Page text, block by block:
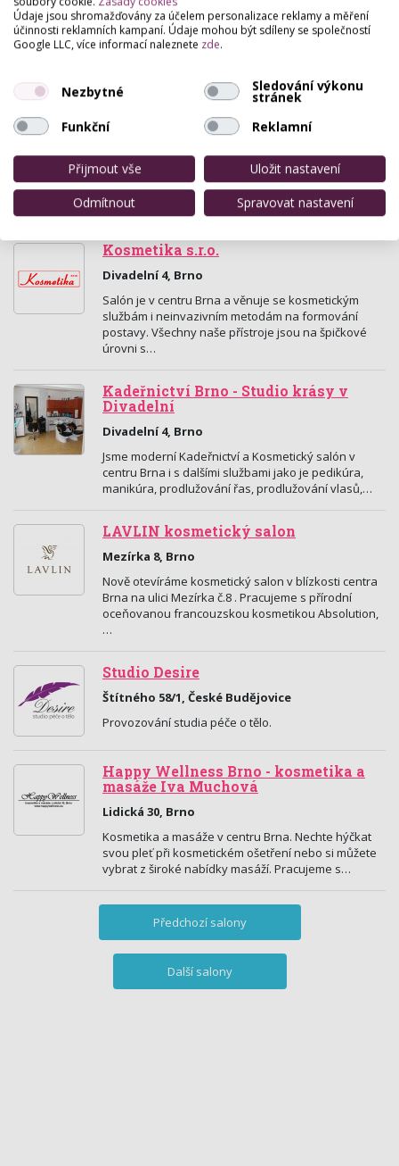
Kosmetika Janoušková, Repková
Renata
Kosmetický salon Sothys Paris.
Lidická 23a , Brno
Rekvalifikační kurzy, kosmetické služby, prodej
nehtového materiálu - eshop, Brno, Praha, Plzeň.
Kosmetika s.r.o.
Divadelní 4, Brno
Salón je v centru Brna a věnuje se kosmetickým
službám i neinvazivním metodám na formování
postavy. Všechny naše přístroje jsou na špičkové
úrovni s…
Kadeřnictví Brno - Studio krásy v
Divadelní
Divadelní 4, Brno
Jsme moderní Kadeřnictví a Kosmetický salón v
centru Brna i s dalšími službami jako je pedikúra,
manikúra, prodlužování řas, prodlužování vlasů,…
LAVLIN kosmetický salon
Mezírka 8, Brno
Nově otevíráme kosmetický salon v blízkosti centra
Brna na ulici Mezírka č.8 . Pracujeme s přírodní
oceňovanou francouzskou kosmetikou Absolution,
…
Studio Desire
Štítného 58/1, České Budějovice
Provozování studia péče o tělo.
Happy Wellness Brno - kosmetika a
masáže Iva Muchová
Lidická 30, Brno
Kosmetika a masáže v centru Brna. Nechte hýčkat
svou pleť při kosmetickém ošetření nebo si můžete
vybrat z široké nabídky masáží. Pracujeme s…
Předchozí salony
Další salony
Údaje jsou shromažďovány za účelem personalizace reklamy a měření
účinnosti reklamních kampaní. Údaje mohou být sdíleny se společností
Google LLC, více informací naleznete zde.
Nezbytné Sledování výkonu
stránek
Funkční
Reklamní
Přijmout vše
Uložit nastavení
Odmítnout
Spravovat nastavení